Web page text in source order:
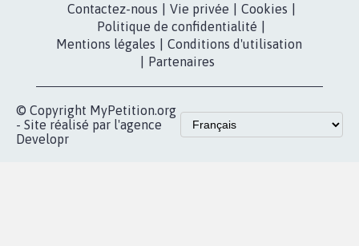
Contactez-nous
Vie privée Cookies
Politique de confidentialité
Mentions légales
Conditions d'utilisation
Partenaires
© Copyright MyPetition.org
- Site réalisé par l'agence
Developr